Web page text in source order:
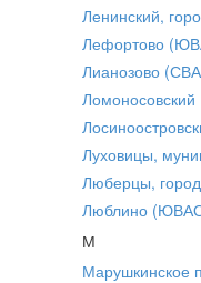
Ленинский,
Лефортово
Лианозово
Луховицы,
Люберцы,
Люблино
М
Марушкинское